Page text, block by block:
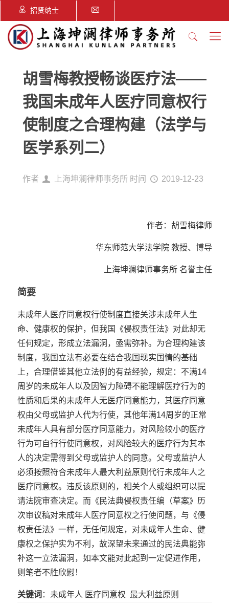
招贤纳士
胡雪梅教授畅谈医疗法——
我国未成年人医疗同意权行
使制度之合理构建（法学与
医学系列二）
作者 上海坤澜律师事务所 时间 2019-12-23
作者：胡雪梅律师
华东师范大学法学院 教授、博导
上海坤澜律师事务所 名誉主任
简要
未成年人医疗同意权行使制度直接关涉未成年人生
命、健康权的保护，但我国《侵权责任法》对此却无
任何规定，形成立法漏洞，亟需弥补。为合理构建该
制度，我国立法有必要在结合我国现实国情的基础
上，合理借鉴其他立法例的有益经验，规定：不满14
周岁的未成年人以及因智力障碍不能理解医疗行为的
性质和后果的未成年人无医疗同意能力，其医疗同意
权由父母或监护人代为行使，其他年满14周岁的正常
未成年人具有部分医疗同意能力，对风险较小的医疗
行为可自行行使同意权，对风险较大的医疗行为其本
人的决定需得到父母或监护人的同意。父母或监护人
必须按照符合未成年人最大利益原则代行未成年人之
医疗同意权。违反该原则的，相关个人或组织可以提
请法院审查决定。而《民法典侵权责任编（草案》历
次审议稿对未成年人医疗同意权之行使问题，与《侵
权责任法》一样，无任何规定，对未成年人生命、健
康权之保护实为不利，故深望未来通过的民法典能弥
补这一立法漏洞，如本文能对此起到一定促进作用，
则笔者不胜欣慰！
关键词 ：未成年人 医疗同意权 最大利益原则